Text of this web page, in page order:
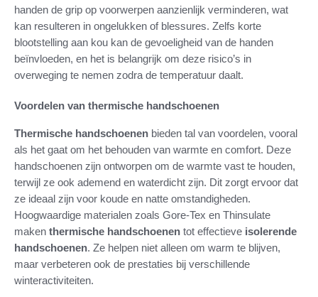
handen de grip op voorwerpen aanzienlijk verminderen, wat
kan resulteren in ongelukken of blessures. Zelfs korte
blootstelling aan kou kan de gevoeligheid van de handen
beïnvloeden, en het is belangrijk om deze risico’s in
overweging te nemen zodra de temperatuur daalt.
Voordelen van thermische handschoenen
Thermische handschoenen bieden tal van voordelen, vooral
als het gaat om het behouden van warmte en comfort. Deze
handschoenen zijn ontworpen om de warmte vast te houden,
terwijl ze ook ademend en waterdicht zijn. Dit zorgt ervoor dat
ze ideaal zijn voor koude en natte omstandigheden.
Hoogwaardige materialen zoals Gore-Tex en Thinsulate
maken thermische handschoenen tot effectieve isolerende
handschoenen. Ze helpen niet alleen om warm te blijven,
maar verbeteren ook de prestaties bij verschillende
winteractiviteiten.